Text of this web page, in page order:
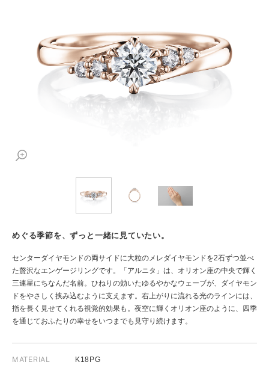
めぐる季節を、ずっと一緒に見ていたい。
センターダイヤモンドの両サイドに大粒のメレダイヤモンドを2石ずつ並べ
た贅沢なエンゲージリングです。「アルニタ」は、オリオン座の中央で輝く
三連星にちなんだ名前。ひねりの効いたゆるやかなウェーブが、ダイヤモン
ドをやさしく挟み込むように支えます。右上がりに流れる光のラインには、
指を長く見せてくれる視覚的効果も。夜空に輝くオリオン座のように、四季
を通じておふたりの幸せをいつまでも見守り続けます。
MATERIAL K18PG